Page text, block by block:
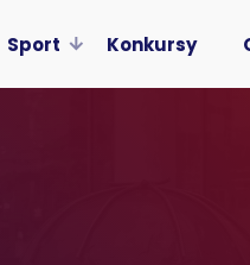
Sport Konkursy